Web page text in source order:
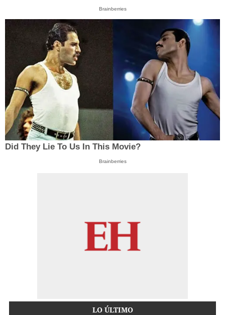
Brainberries
Did They Lie To Us In This Movie?
Brainberries
LO ÚLTIMO